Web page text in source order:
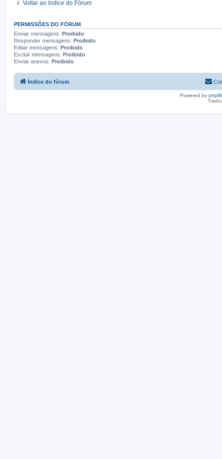
Voltar ao Índice do Fórum
PERMISSÕES DO FÓRUM
Enviar mensagens: Proibido
Responder mensagens: Proibido
Editar mensagens: Proibido
Excluir mensagens: Proibido
Enviar anexos: Proibido
Índice do fórum
Powered by